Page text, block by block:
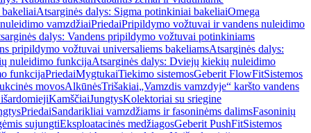
Atsarginės dalys: Sigma potinkiniai bakeliaiOmega
vamzdžiaiPriedaiPripildymo vožtuvai ir vandens nuleidimo
dalys: Vandens pripildymo vožtuvai potinkiniams
pripildymo vožtuvai universaliems bakeliamsAtsarginės dalys:
nuleidimo funkcijaAtsarginės dalys: Dviejų kiekių nuleidimo
funkcijaPriedaiMygtukaiTiekimo sistemosGeberit FlowFitSistemos
movosAlkūnėsTrišakiai„Vamzdis vamzdyje“ karšto vandens
KamščiaiJungtysKolektoriai su sriegine
PriedaiSandarikliai vamzdžiams ir fasoninėms dalimsFasoninių
sujungtiEksploatacinės medžiagosGeberit PushFitSistemos